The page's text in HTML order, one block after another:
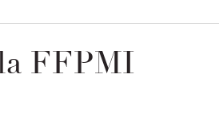
FFPMI